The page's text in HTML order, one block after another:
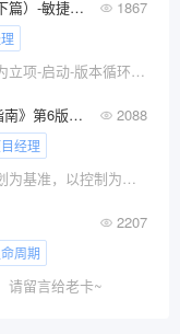
用敏捷思维做中大型项目（下篇）-敏捷项目管理实践（1） 1867
整个项目管理实践部分，分为立项-启动-版本循环-适应变更-迭代循环-收尾。因为内容量很大，所以本文主要介绍立项和启动两个部分。
如何更好地学习《PMBOK指南》第6版和第7版 2088
经理
项目管理聚焦于目标，以计划为基准，以控制为手段，以沟通为保证，最大限度地利用内外资源，以期达成项目成果。项目管理不仅是一种先进的管理技术，更是一种系统管理的思维方式！
2207
周期
请留言给老卡~